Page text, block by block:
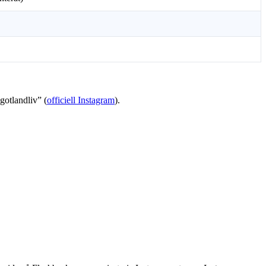
(officiell Instagram).